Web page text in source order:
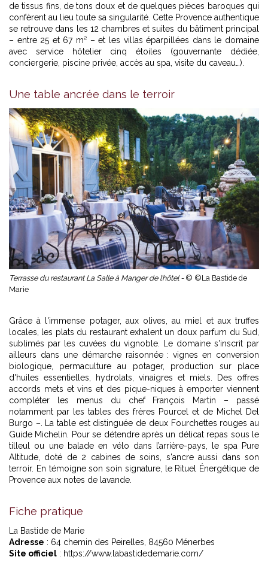
de tissus fins, de tons doux et de quelques pièces baroques qui
confèrent au lieu toute sa singularité. Cette Provence authentique
se retrouve dans les 12 chambres et suites du bâtiment principal
– entre 25 et 67 m² – et les villas éparpillées dans le domaine
avec service hôtelier cinq étoiles (gouvernante dédiée,
conciergerie, piscine privée, accès au spa, visite du caveau…).
Une table ancrée dans le terroir
Terrasse du restaurant La Salle à Manger de l’hôtel - © ©La Bastide de
Marie
Grâce à l'immense potager, aux olives, au miel et aux truffes
locales, les plats du restaurant exhalent un doux parfum du Sud,
sublimés par les cuvées du vignoble. Le domaine s'inscrit par
ailleurs dans une démarche raisonnée : vignes en conversion
biologique, permaculture au potager, production sur place
d'huiles essentielles, hydrolats, vinaigres et miels. Des offres
accords mets et vins et des pique-niques à emporter viennent
compléter les menus du chef François Martin – passé
notamment par les tables des frères Pourcel et de Michel Del
Burgo –. La table est distinguée de deux Fourchettes rouges au
Guide Michelin. Pour se détendre après un délicat repas sous le
tilleul ou une balade en vélo dans l’arrière-pays, le spa Pure
Altitude, doté de 2 cabines de soins, s'ancre aussi dans son
terroir. En témoigne son soin signature, le Rituel Énergétique de
Provence aux notes de lavande.
Fiche pratique
La Bastide de Marie
Adresse : 64 chemin des Peirelles, 84560 Ménerbes
Site officiel : https://www.labastidedemarie.com/